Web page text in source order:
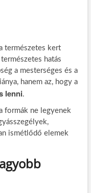
természetes kert
hatás
a mesterséges és a
hanem az, hogy a
lenni.
formák ne legyenek
ismétlődő elemek